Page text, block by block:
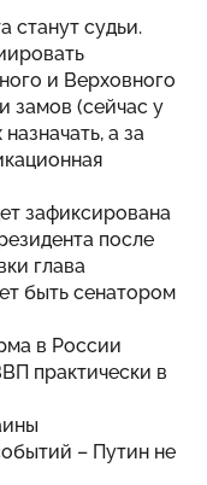
станут судьи.
и Верховного
замов (сейчас у
а за
зафиксирована
после
глава
быть сенатором
в России
практически в
– Путин не